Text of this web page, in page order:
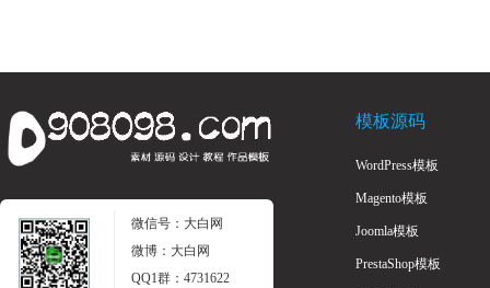
微信号：大白网
微博：大白网
QQ1群：4731622
模板源码
WordPress模板
Magento模板
Joomla模板
PrestaShop模板